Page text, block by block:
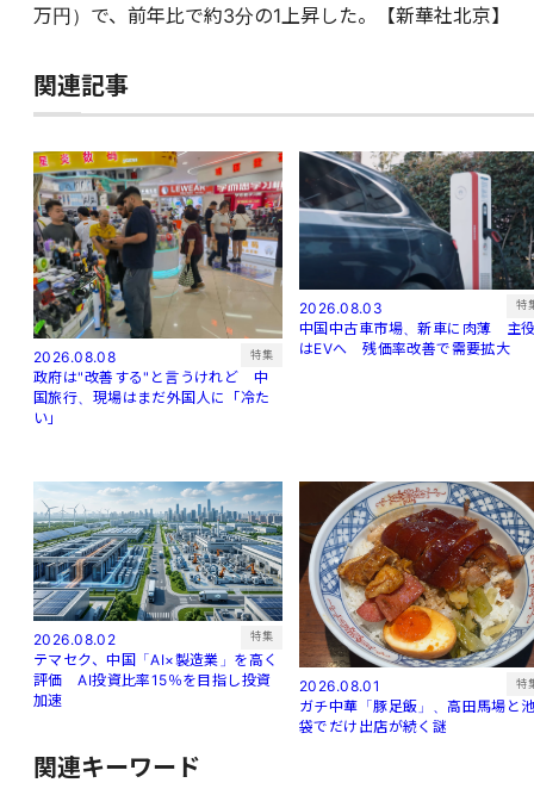
万円）で、前年比で約3分の1上昇した。【新華社北京】
関連記事
2026.08.08 特集
政府は"改善する"と言うけれど 中
国旅行、現場はまだ外国人に「冷た
い」
2026.08.03 特
中国中古車市場、新車に肉薄 主
はEVへ 残価率改善で需要拡大
2026.08.02 特集
テマセク、中国「AI×製造業」を高く
評価 AI投資比率15％を目指し投資
加速
2026.08.01 特
ガチ中華「豚足飯」、高田馬場と
袋でだけ出店が続く謎
関連キーワード